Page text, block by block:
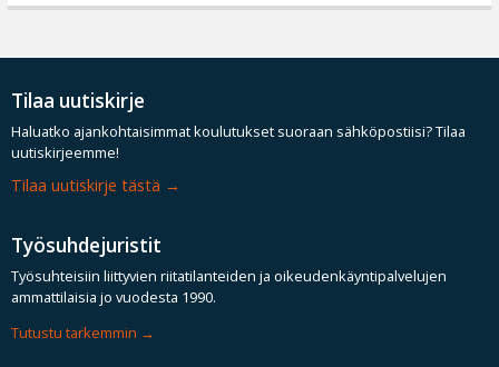
Tilaa uutiskirje
Haluatko ajankohtaisimmat koulutukset suoraan sähköpostiisi? Tilaa
uutiskirjeemme!
Tilaa uutiskirje tästä
Työsuhdejuristit
Työsuhteisiin liittyvien riitatilanteiden ja oikeudenkäyntipalvelujen
ammattilaisia jo vuodesta 1990.
Tutustu tarkemmin